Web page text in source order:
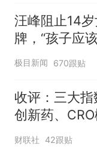
汪峰阻止14
牌，“孩子应
不易”，称自
极目新闻 670跟贴
收评：三大指
创新药、
强
财联社 42跟贴